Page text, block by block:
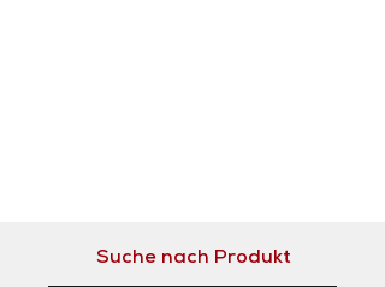
Suche nach Produkt